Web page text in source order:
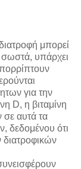
μπορεί
σωστά, υπάρχει
για την
D, η βιταμίνη
σε αυτά τα
δεδομένου ότι
διατροφικών